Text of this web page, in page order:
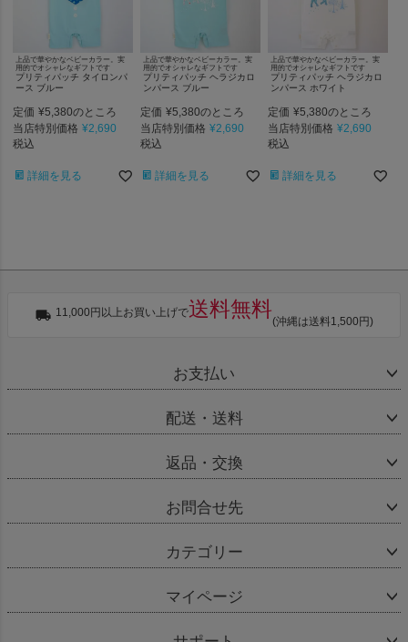
上品で華やかなベビーカラー。実
用的でオシャレなギフトです
プリティパッチ タイロンパ
ース ブルー
定価 ¥5,380のところ
当店特別価格 ¥2,690
税込
詳細を見る
上品で華やかなベビーカラー。実
用的でオシャレなギフトです
プリティパッチ ヘラジカロ
ンパース ブルー
定価 ¥5,380のところ
当店特別価格 ¥2,690
税込
詳細を見る
上品で華やかなベビーカラー。実
用的でオシャレなギフトです
プリティパッチ ヘラジカロ
ンパース ホワイト
定価 ¥5,380のところ
当店特別価格 ¥2,690
税込
詳細を見る
11,000円以上お買い上げで送料無料
(沖縄は送料1,500円)
お支払い
配送・送料
返品・交換
お問合せ先
カテゴリー
マイページ